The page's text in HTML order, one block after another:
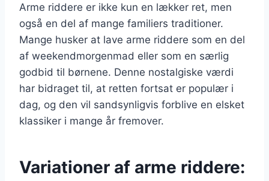
Arme riddere er ikke kun en lækker ret, men
også en del af mange familiers traditioner.
Mange husker at lave arme riddere som en del
af weekendmorgenmad eller som en særlig
godbid til børnene. Denne nostalgiske værdi
har bidraget til, at retten fortsat er populær i
dag, og den vil sandsynligvis forblive en elsket
klassiker i mange år fremover.
Variationer af arme riddere: